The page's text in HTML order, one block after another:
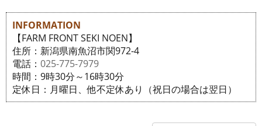
INFORMATION
【FARM FRONT SEKI NOEN】
住所：新潟県南魚沼市関972-4
電話： 025-775-7979
時間：9時30分～16時30分
定休日：月曜日、他不定休あり（祝日の場合は翌日）